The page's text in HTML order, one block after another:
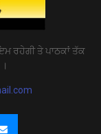
ਰਹੇਗੀ ਤੇ ਪਾਠਕਾਂ ਤੱਕ